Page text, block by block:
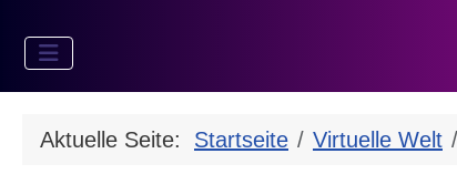
Aktuelle Seite: Startseite Virtuelle Welt